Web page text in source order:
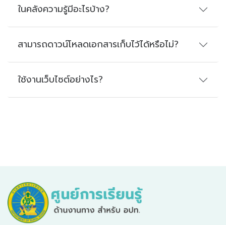
ในคลังความรู้มีอะไรบ้าง?
สามารถดาวน์โหลดเอกสารเก็บไว้ได้หรือไม่?
ใช้งานเว็บไซต์อย่างไร?